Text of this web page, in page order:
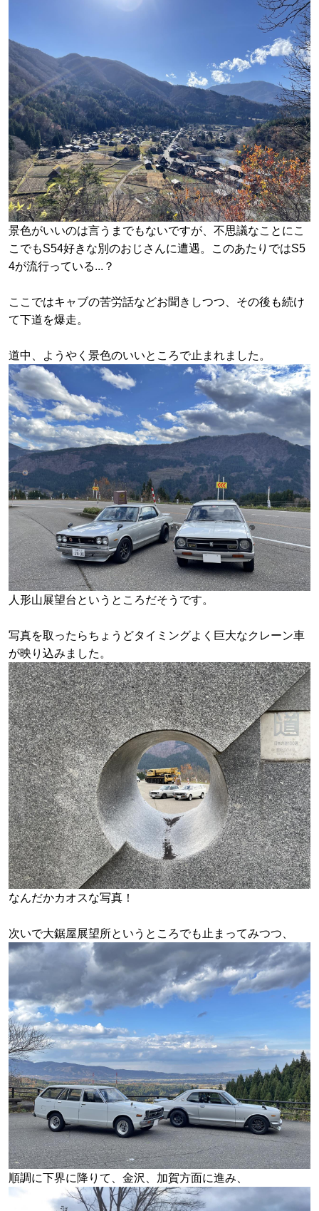
景色がいいのは言うまでもないですが、不思議なことにこ
こでもS54好きな別のおじさんに遭遇。このあたりではS5
4が流行っている...？
ここではキャブの苦労話などお聞きしつつ、その後も続け
て下道を爆走。
道中、ようやく景色のいいところで止まれました。
人形山展望台というところだそうです。
写真を取ったらちょうどタイミングよく巨大なクレーン車
が映り込みました。
なんだかカオスな写真！
次いで大鋸屋展望所というところでも止まってみつつ、
順調に下界に降りて、金沢、加賀方面に進み、